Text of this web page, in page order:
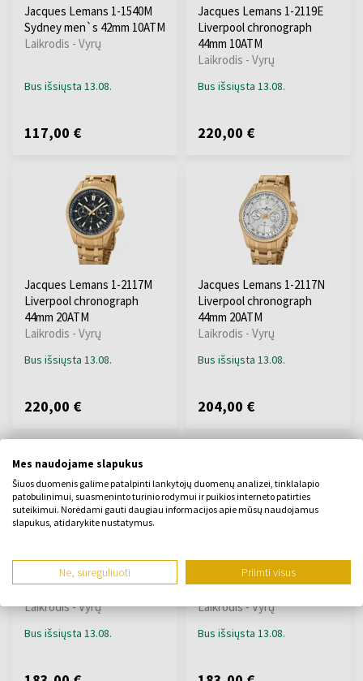
Jacques Lemans 1-1540M
Sydney men`s 42mm 10ATM
Laikrodis - Vyrų
Bus išsiųsta 13.08.
117,00 €
Jacques Lemans 1-2119E
Liverpool chronograph
44mm 10ATM
Laikrodis - Vyrų
Bus išsiųsta 13.08.
220,00 €
Jacques Lemans 1-2117M
Liverpool chronograph
44mm 20ATM
Laikrodis - Vyrų
Bus išsiųsta 13.08.
220,00 €
Jacques Lemans 1-2117N
Liverpool chronograph
44mm 20ATM
Laikrodis - Vyrų
Bus išsiųsta 13.08.
204,00 €
Jacques Lemans 1-2127G
Liverpool chronograph
Laikrodis - Vyrų
Bus išsiųsta 13.08.
Jacques Lemans 1-2127F
Liverpool chronograph
Laikrodis - Vyrų
Bus išsiųsta 13.08.
Mes naudojame slapukus
Šiuos duomenis galime patalpinti lankytojų duomenų analizei, tinklalapio
patobulinimui, suasmeninto turinio rodymui ir puikios interneto patirties
suteikimui. Norėdami gauti daugiau informacijos apie mūsų naudojamus
slapukus, atidarykite nustatymus.
Ne, sureguliuoti Priimti visus